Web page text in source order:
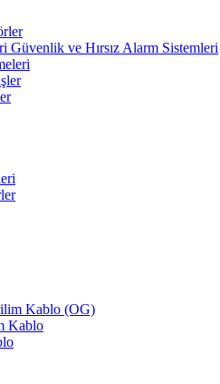
Güvenlik ve Hırsız Alarm Sistemleri
Kablo (OG)
Kablo